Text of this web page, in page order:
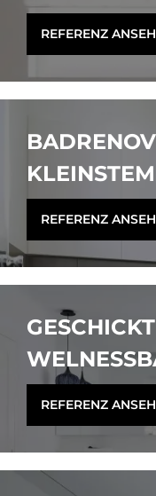
REFERENZ
REFERENZ
REFERENZ